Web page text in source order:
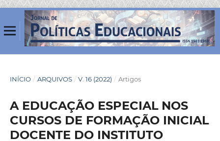
INÍCIO / ARQUIVOS / V. 16 (2022) / Artigos
A EDUCAÇÃO ESPECIAL NOS
CURSOS DE FORMAÇÃO INICIAL
DOCENTE DO INSTITUTO